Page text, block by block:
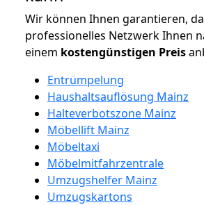
Wir können Ihnen garantieren,
professionelles Netzwerk Ihnen
einem kostengünstigen Preis
Entrümpelung
Haushaltsauflösung Mainz
Halteverbotszone Mainz
Möbellift Mainz
Möbeltaxi
Möbelmitfahrzentrale
Umzugshelfer Mainz
Umzugskartons